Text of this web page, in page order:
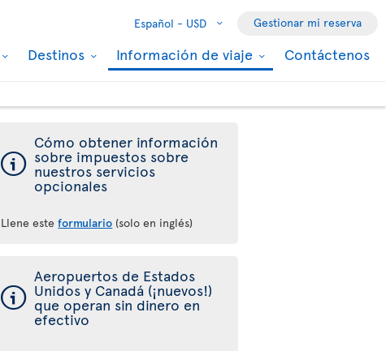
Español - USD Gestionar mi reserva
Destinos Información de viaje Contáctenos
ý
Cómo obtener información
sobre impuestos sobre
nuestros servicios
opcionales
Llene esteformulario (solo en inglés)
ý
Aeropuertos de Estados
Unidos y Canadá (¡nuevos!)
que operan sin dinero en
efectivo